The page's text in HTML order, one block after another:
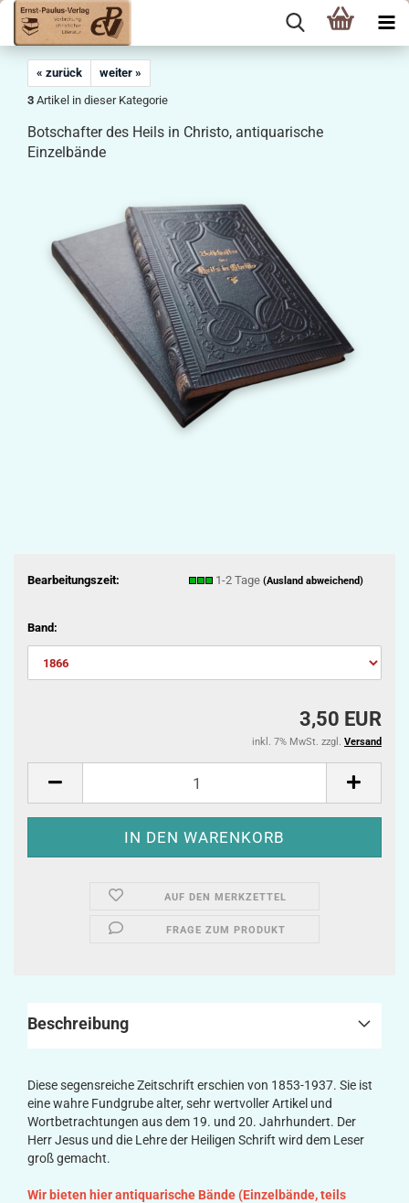
« zurück
weiter »
3 Artikel in dieser Kategorie
Botschafter des Heils in Christo, antiquarische
Einzelbände
Bearbeitungszeit: 1-2 Tage (Ausland abweichend)
Band:
3,50 EUR
inkl. 7% MwSt. zzgl. Versand
AUF DEN MERKZETTEL
FRAGE ZUM PRODUKT
Beschreibung
Diese segensreiche Zeitschrift erschien von 1853-1937. Sie ist
eine wahre Fundgrube alter, sehr wertvoller Artikel und
Wortbetrachtungen aus dem 19. und 20. Jahrhundert. Der
Herr Jesus und die Lehre der Heiligen Schrift wird dem Leser
groß gemacht.
Wir bieten hier antiquarische Bände (Einzelbände, teils